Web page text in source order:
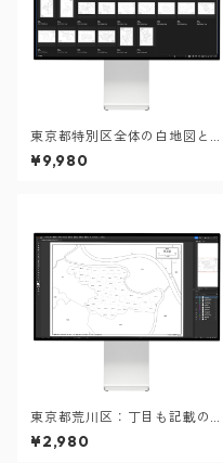
東京都特別区全体の白地図と
各23区のセット：町名も記載
の地図データ（PDF・Aiファ
¥9,980
東京都荒川区：丁目も記載の
地図データ（PDF・Aiファイ
ル）
¥2,980